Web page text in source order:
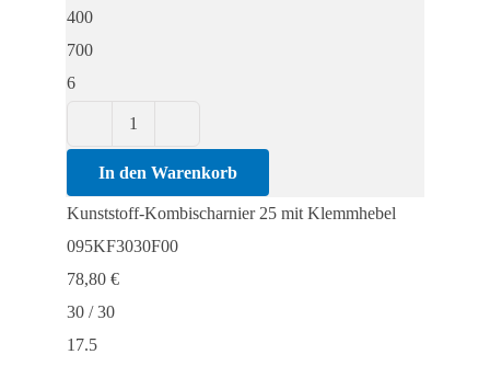
400
700
6
Kombischarnier
25
In den Warenkorb
Kunststoff-Kombischarnier 25 mit Klemmhebel
095KF3030F00
78,80 €
30 / 30
17.5